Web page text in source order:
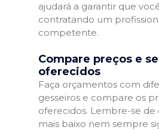
ajudará a garantir que
contratando um
competente.
Compare preços e
oferecidos
Faça orçamentos com
gesseiros e compare os
oferecidos. Lembre-se de
mais baixo nem sempre